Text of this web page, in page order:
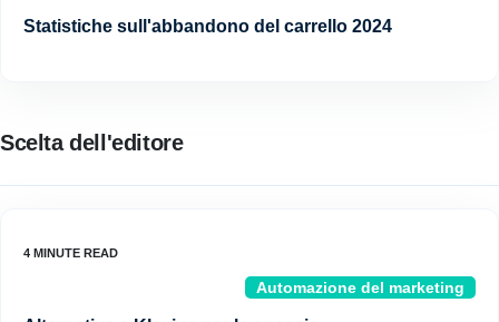
Statistiche sull'abbandono del carrello 2024
Scelta dell'editore
Automazione del marketing